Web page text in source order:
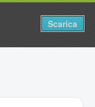
Scarica